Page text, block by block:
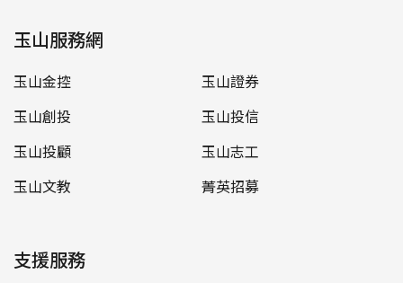
玉山服務網
玉山金控
玉山證券
玉山創投
玉山投信
玉山投顧
玉山志工
玉山文教
菁英招募
支援服務